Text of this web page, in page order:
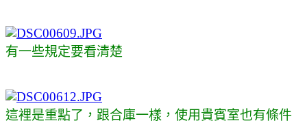
有一些規定要看清楚
這裡是重點了，跟合庫一樣，使用貴賓室也有條件